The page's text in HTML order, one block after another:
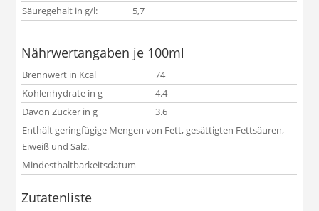
Säuregehalt in g/l:
5,7
Nährwertangaben je 100ml
Brennwert in Kcal
74
Kohlenhydrate in g
4.4
Davon Zucker in g
3.6
Enthält geringfügige Mengen von Fett, gesättigten Fettsäuren,
Eiweiß und Salz.
Mindesthaltbarkeitsdatum
-
Zutatenliste